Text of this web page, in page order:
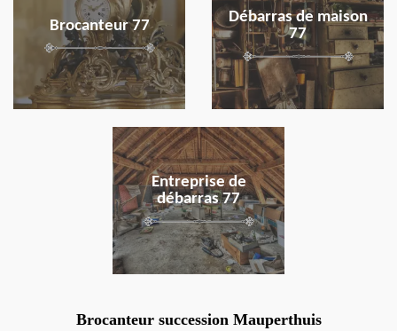
Brocanteur 77
Débarras de maison
77
Entreprise de
débarras 77
en savoir plus
Brocanteur succession Mauperthuis